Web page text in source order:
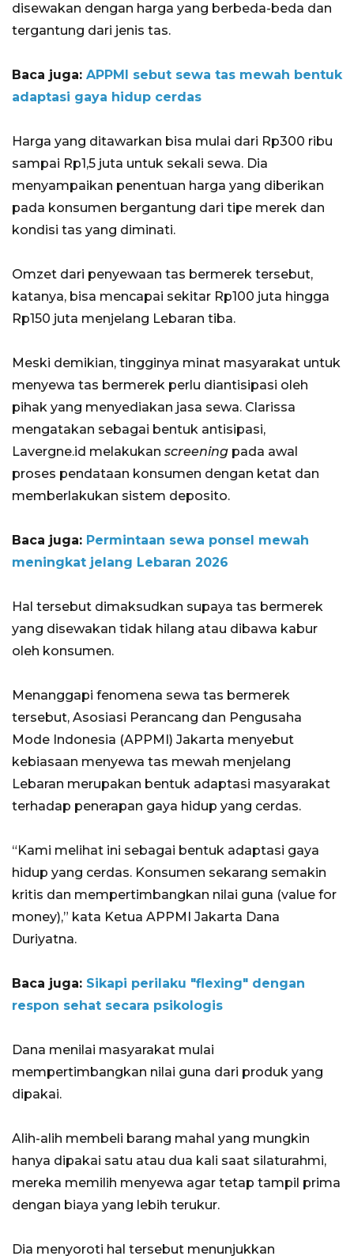
disewakan dengan harga yang berbeda-beda dan
tergantung dari jenis tas.
Baca juga: APPMI sebut sewa tas mewah bentuk
adaptasi gaya hidup cerdas
Harga yang ditawarkan bisa mulai dari Rp300 ribu
sampai Rp1,5 juta untuk sekali sewa. Dia
menyampaikan penentuan harga yang diberikan
pada konsumen bergantung dari tipe merek dan
kondisi tas yang diminati.
Omzet dari penyewaan tas bermerek tersebut,
katanya, bisa mencapai sekitar Rp100 juta hingga
Rp150 juta menjelang Lebaran tiba.
Meski demikian, tingginya minat masyarakat untuk
menyewa tas bermerek perlu diantisipasi oleh
pihak yang menyediakan jasa sewa. Clarissa
mengatakan sebagai bentuk antisipasi,
Lavergne.id melakukan screening pada awal
proses pendataan konsumen dengan ketat dan
memberlakukan sistem deposito.
Baca juga: Permintaan sewa ponsel mewah
meningkat jelang Lebaran 2026
Hal tersebut dimaksudkan supaya tas bermerek
yang disewakan tidak hilang atau dibawa kabur
oleh konsumen.
Menanggapi fenomena sewa tas bermerek
tersebut, Asosiasi Perancang dan Pengusaha
Mode Indonesia (APPMI) Jakarta menyebut
kebiasaan menyewa tas mewah menjelang
Lebaran merupakan bentuk adaptasi masyarakat
terhadap penerapan gaya hidup yang cerdas.
“Kami melihat ini sebagai bentuk adaptasi gaya
hidup yang cerdas. Konsumen sekarang semakin
kritis dan mempertimbangkan nilai guna (value for
money),” kata Ketua APPMI Jakarta Dana
Duriyatna.
Baca juga: Sikapi perilaku "flexing" dengan
respon sehat secara psikologis
Dana menilai masyarakat mulai
mempertimbangkan nilai guna dari produk yang
dipakai.
Alih-alih membeli barang mahal yang mungkin
hanya dipakai satu atau dua kali saat silaturahmi,
mereka memilih menyewa agar tetap tampil prima
dengan biaya yang lebih terukur.
Dia menyoroti hal tersebut menunjukkan